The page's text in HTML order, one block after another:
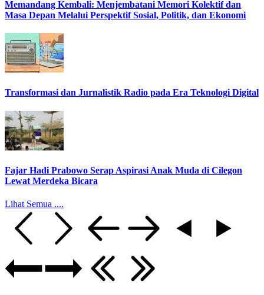
Memandang Kembali: Menjembatani Memori Kolektif dan
Masa Depan Melalui Perspektif Sosial, Politik, dan Ekonomi
Transformasi dan Jurnalistik Radio pada Era Teknologi Digital
Fajar Hadi Prabowo Serap Aspirasi Anak Muda di Cilegon
Lewat Merdeka Bicara
Lihat Semua ....